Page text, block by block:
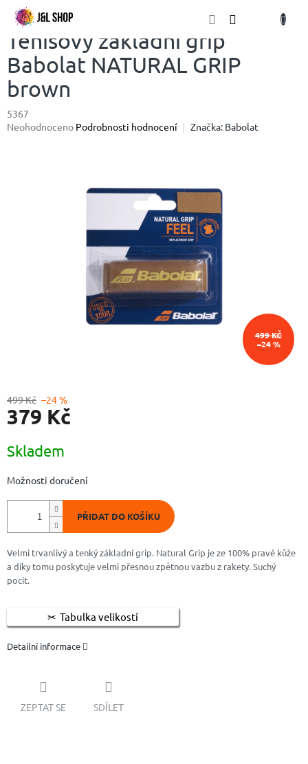
Přejít
obsahTenisový základní grip
Babolat NATURAL GRIP
brown
5367
Průměrné
Neohodnoceno Podrobnosti hodnocení Značka: Babolat
499 KČ
–24 %
499 Kč –24 %
379 Kč
cena:
Skladem
Možnosti doručení
PŘIDAT DO KOŠÍKU
Velmi trvanlivý a tenký základní grip. Natural Grip je ze 100% pravé kůže
a díky tomu poskytuje velmi přesnou zpětnou vazbu z rakety. Suchý
pocit.
Tabulka velikostí
Detailní informace
ZEPTAT SE SDÍLET